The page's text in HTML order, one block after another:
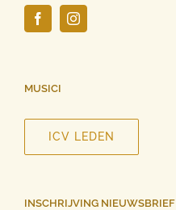
MUSICI
ICV LEDEN
INSCHRIJVING NIEUWSBRIEF